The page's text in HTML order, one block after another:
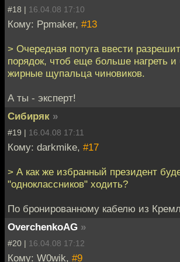
#18 | 16.04.08 17:10
Кому: Ppmaker, #13
> Очередная потуга ввести
порядок, чтоб еще больше нагреть и
жирные щупальца чиновиков.
А ты - эксперт!
Сибиряк »
#19 | 16.04.08 17:11
Кому: darkmike, #17
> А как же избранный президент
"одноклассников" ходить?
По бронированному кабелю из
OverchenkoAG »
#20 | 16.04.08 17:12
Кому: W0wik, #9